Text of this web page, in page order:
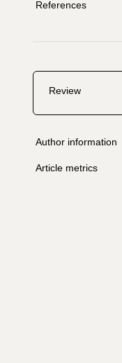
References
Review
Author information
Article metrics